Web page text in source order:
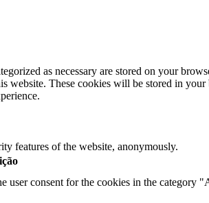
as necessary are stored on your
website. These cookies will be stored in
features of the website, anonymously.
user consent for the cookies in the category